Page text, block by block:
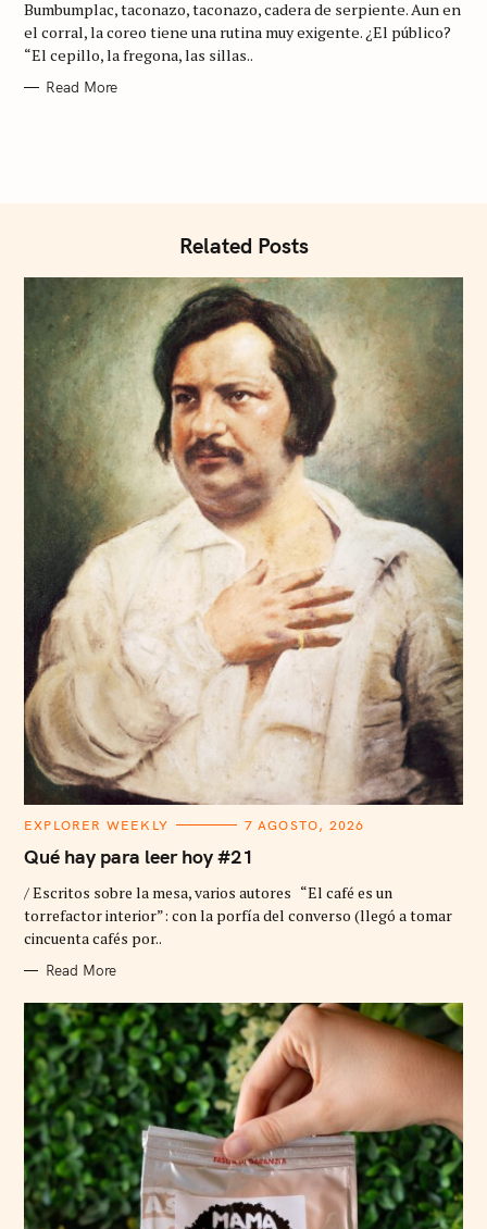
O
R
I
E
Bumbumplac, taconazo, taconazo, cadera de serpiente. Aun en
el corral, la coreo tiene una rutina muy exigente. ¿El público?
“El cepillo, la fregona, las sillas..
Read More
Related Posts
C
T
E
O
R
I
E
EXPLORER WEEKLY 7 AGOSTO, 2026
Qué hay para leer hoy #21
/ Escritos sobre la mesa, varios autores “El café es un
torrefactor interior”: con la porfía del converso (llegó a tomar
cincuenta cafés por..
Read More
S
e